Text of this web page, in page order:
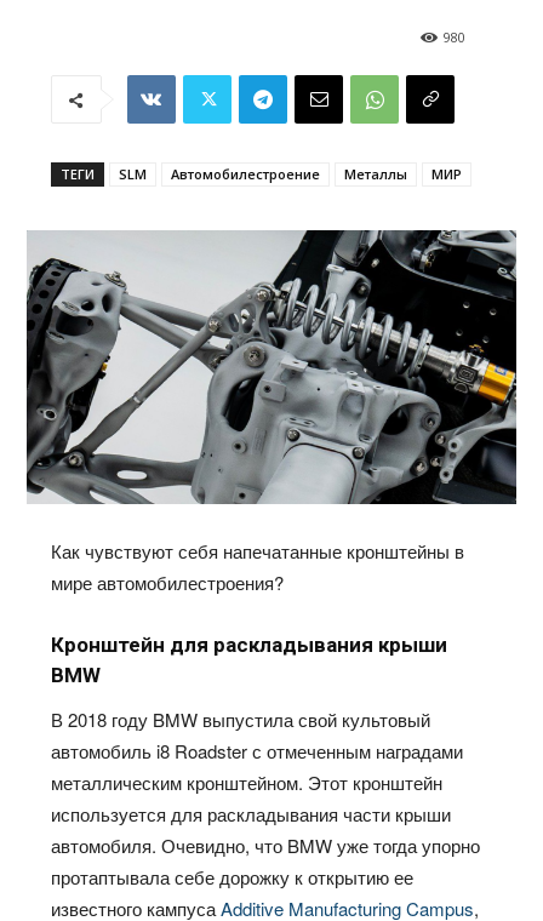
980
ТЕГИ SLM Автомобилестроение Металлы МИР
Как чувствуют себя напечатанные кронштейны в
мире автомобилестроения?
Кронштейн для раскладывания крыши
BMW
В 2018 году BMW выпустила свой культовый
автомобиль i8 Roadster с отмеченным наградами
металлическим кронштейном. Этот кронштейн
используется для раскладывания части крыши
автомобиля. Очевидно, что BMW уже тогда упорно
протаптывала себе дорожку к открытию ее
известного кампусаAdditive Manufacturing Campus,